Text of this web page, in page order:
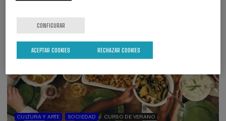
CULTURA Y ARTE SOCIEDAD CURSO DE VERANO
CONFIGURAR
RECHAZAR COOKIES
ACEPTAR COOKIES